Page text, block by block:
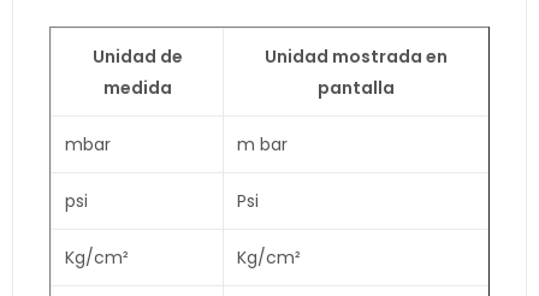
histéresis y
meter/H2O 0.01 m/H2O
in/H2O
atmósfera
Unidad de
medida
Unidad mostrada en
pantalla
mbar m bar
psi Psi
Kg/cm² Kg/cm²